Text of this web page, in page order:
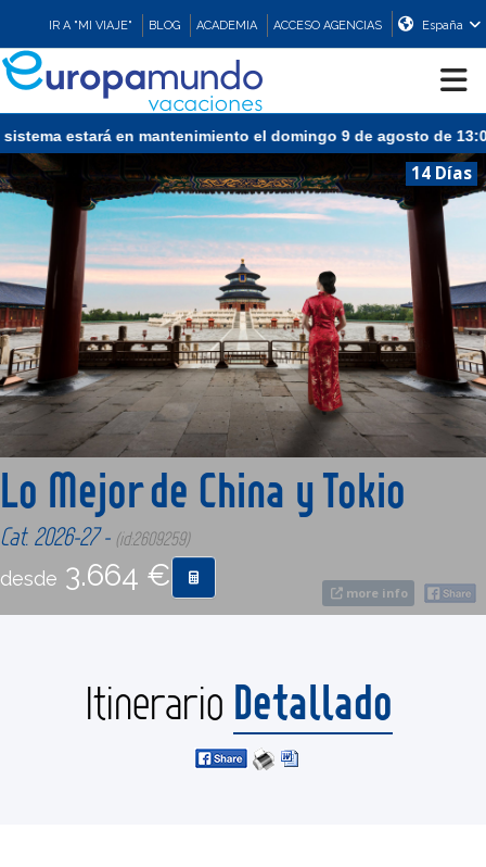
IR A "MI VIAJE" BLOG ACADEMIA ACCESO AGENCIAS España
CRUCEROS
EUROPA
ASIA
ORIENTE
PROMOCIONES
COMPRAR
en mantenimiento el domingo 9 de agosto de 13:00 a 15:30
14 Días
more info
Lo Mejor de China y Tokio
Cat. 2026-27 - (id:2609259)
desde 3.664 €
Itinerario Detallado